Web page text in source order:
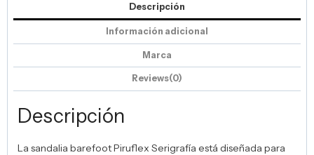
Descripción
Información adicional
Marca
Reviews(0)
Descripción
La sandalia barefoot Piruflex Serigrafía está diseñada para